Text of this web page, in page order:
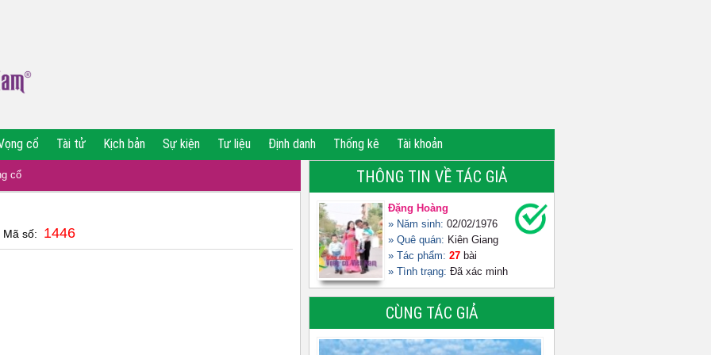
cổ Tài tử Kịch bản Sự kiện Tư liệu Định danh Thống kê Tài khoản
cổ
Mã số: 1446
THÔNG TIN VỀ TÁC GIẢ
Đặng Hoàng
» Năm sinh: 02/02/1976
» Quê quán: Kiên Giang
» Tác phẩm: 27 bài
» Tình trạng: Đã xác minh
CÙNG TÁC GIẢ